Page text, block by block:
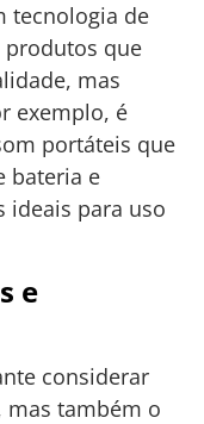
tecnologia de
que
mas
exemplo, é
portáteis que
bateria e
ideais para uso
e
considerar
mas também o